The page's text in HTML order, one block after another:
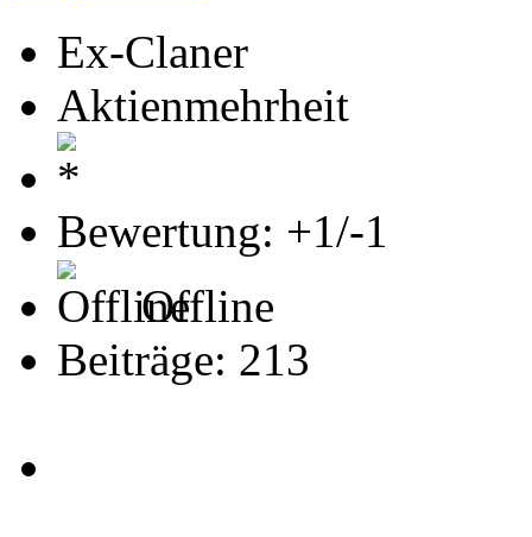
Ex-Claner
Aktienmehrheit
Bewertung: +1/-1
Offline
Beiträge: 213